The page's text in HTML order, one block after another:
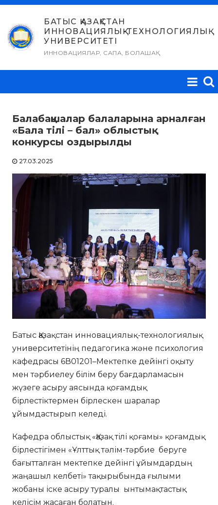
Skip
content
БАТЫС ҚАЗАҚСТАН
ИННОВАЦИЯЛЫҚ-ТЕХНОЛОГИЯЛЫҚ
УНИВЕРСИТЕТІ
ИННОВАЦИЯЛАР, САПА, БОЛАШАҚ
Балабақшалар балаларына арналған
«Бала тілі – бал» облыстық
конкурсы оздырылды
27.03.2025
Батыс Қазақстан инновациялық-технологиялық
университетінің педагогика және психология
кафедрасы 6В01201–Мектепке дейінгі оқыту
мен тәрбиелеу білім беру бағдарламасын
жүзеге асыру аясында қоғамдық
бірлестіктермен бірлескен шаралар
ұйымдастырып келеді.
Кафедра облыстық «Қазақ тілі қоғамы» қоғамдық
бірлестігімен «Ұлттық тәлім-тәрбие беруге
бағытталған мектепке дейінгі ұйымдардың
жаңашыл келбеті» тақырыбында ғылыми
жобаны іске асыру туралы ынтымақтастық
келісім жасаған болатын.